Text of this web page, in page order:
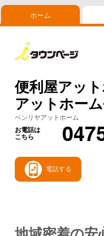
ホーム
便利屋アッ
アットホー
ベンリヤアットホーム
お電話は
こちら
電話する